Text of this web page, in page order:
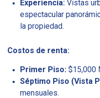
Experiencia: Vistas
espectacular
la propiedad.
Costos de renta:
Primer Piso: $15,000
Séptimo Piso (Vista
mensuales.